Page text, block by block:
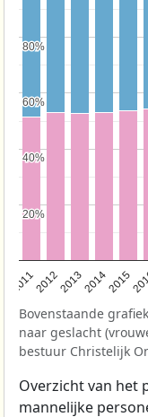
20112012201320142015
20%
20%
40%
40%
60%
60%
80%
80%
Bovenstaande
naar geslacht
bestuur Christelijk
Overzicht van het
mannelijke